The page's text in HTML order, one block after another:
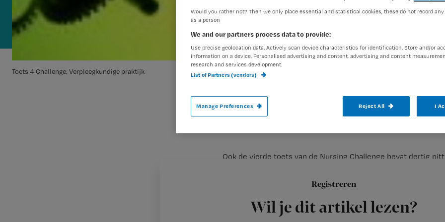
Toets 4 Challenge: Verpleegkundige praktijk
Auteur:
Registreren
Wil je dit artikel lezen?
Toets nummer vier gaat over
Ook de vierde toets van de Nursing Challenge bevat dertig
Would you rather not? Then we only place essential and statistical cookies, these do not record
as a person
We and our partners process data to provide:
Use precise geolocation data. Actively scan device characteristics for identification. Store and/or
information on a device. Personalised advertising and content, advertising and content
research and services development.
List of Partners (vendors)
Manage Preferences Reject All I